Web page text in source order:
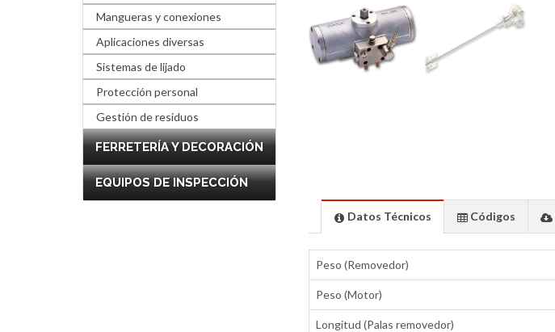
Datos Técnicos Códigos
Peso (Removedor)
Peso (Motor)
Longitud (Palas removedor)
Mangueras y conexiones
Aplicaciones diversas
Sistemas de lijado
Protección personal
Gestión de residuos
FERRETERÍA Y DECORACIÓN
EQUIPOS DE INSPECCIÓN